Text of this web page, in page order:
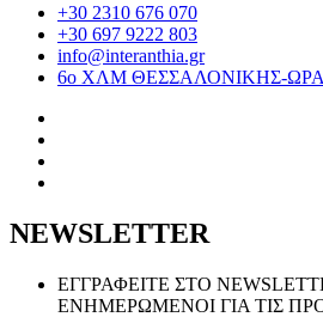
+30 2310 676 070
+30 697 9222 803
info@interanthia.gr
6ο ΧΛΜ ΘΕΣΣΑΛΟΝΙΚΗΣ-
NEWSLETTER
ΕΓΓΡΑΦΕΙΤΕ ΣΤΟ
ΕΝΗΜΕΡΩΜΕΝΟΙ ΓΙΑ ΤΙΣ